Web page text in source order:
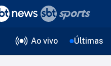
Ao vivo Últimas
Editorias